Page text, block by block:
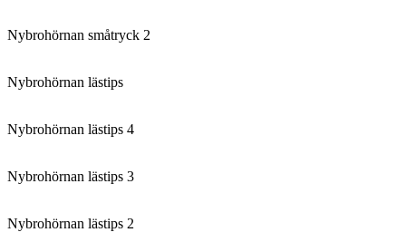
Nybrohörnan småtryck 2
Nybrohörnan lästips
Nybrohörnan lästips 4
Nybrohörnan lästips 3
Nybrohörnan lästips 2